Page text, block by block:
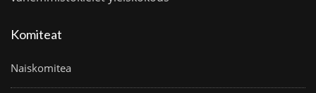
Komiteat
Naiskomitea